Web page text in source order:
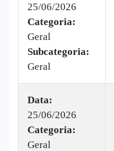
25/06/2026
Categoria:
Geral
Subcategoria:
Geral
Data:
25/06/2026
Categoria:
Geral